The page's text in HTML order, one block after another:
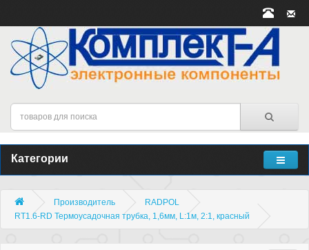
Категории
Производитель
RADPOL
RT1.6-RD Термоусадочная трубка, 1,6мм, L:1м, 2:1, красный